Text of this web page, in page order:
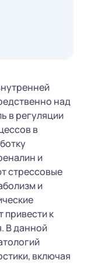
над
в регуляции
в
и
стрессовые
и
привести к
В данной
включая